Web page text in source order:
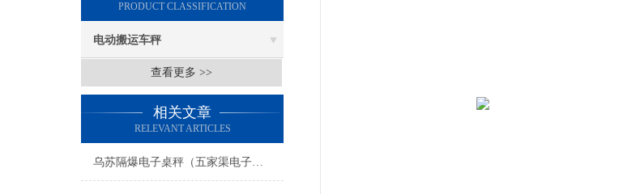
PRODUCT CLASSIFICATION
电动搬运车秤
查看更多 >>
相关文章
RELEVANT ARTICLES
乌苏隔爆电子桌秤（五家渠电子防爆台秤）塔城标签打印地磅维修